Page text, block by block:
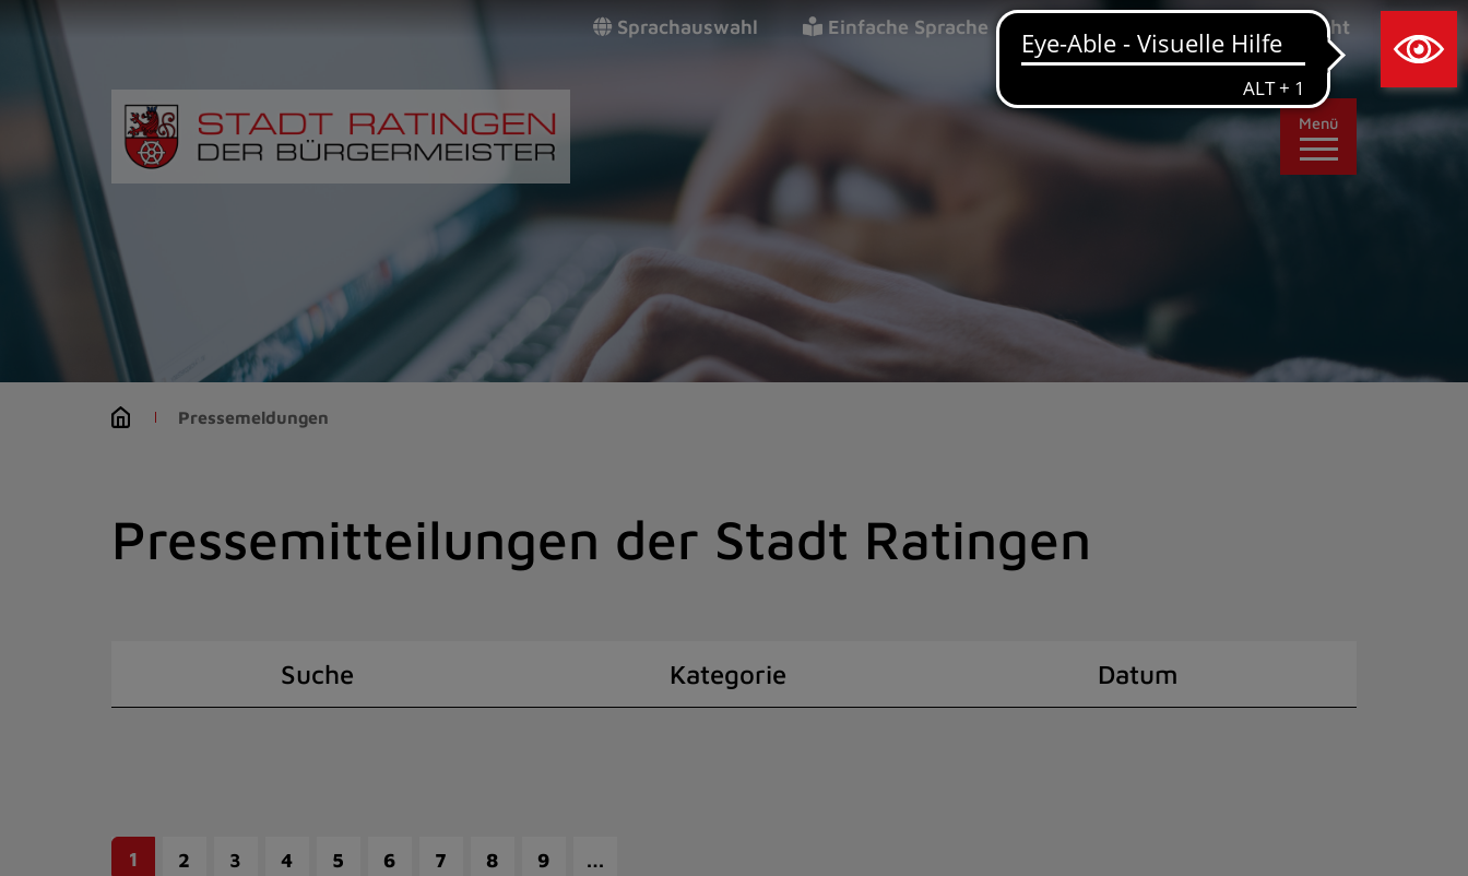
(Schnelltaste
Zum
Seitenanfang
springen
(Schnelltaste
Navigation/Menü
(Schnelltaste
Zur
Sprachauswahl Einfache Sprache Ansicht
Pressemeldungen
Pressemitteilungen der Stadt Ratingen
Suche Kategorie Datum
1 2 3 4 5 6 7 8 9 …
×